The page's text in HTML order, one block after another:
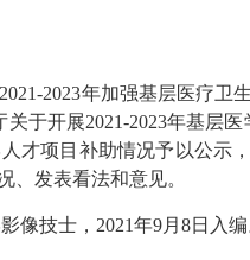
2023年加强基层医疗卫
于开展2021-2023年基层
才项目补助情况予以公示
、发表看法和意见。
技士，2021年9月8日入编